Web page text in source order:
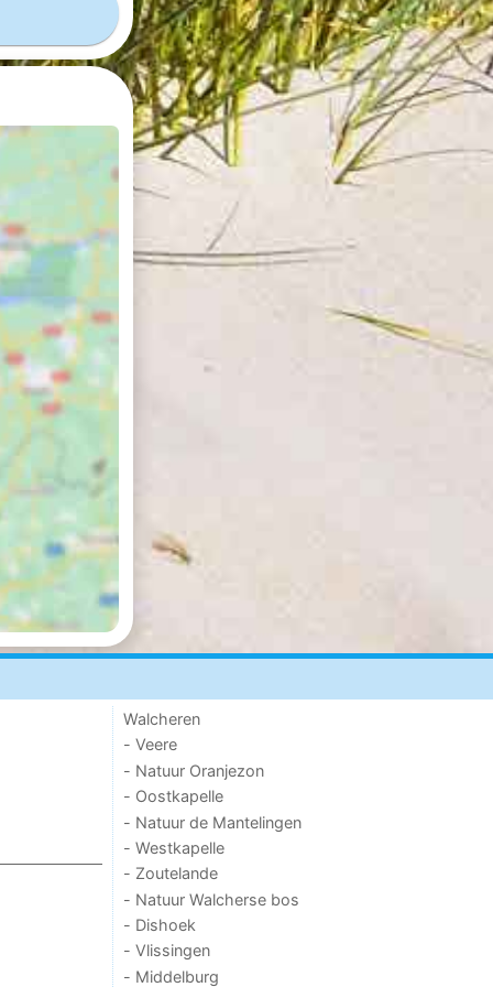
Walcheren
- Veere
- Natuur Oranjezon
- Oostkapelle
- Natuur de Mantelingen
- Westkapelle
- Zoutelande
- Natuur Walcherse bos
- Dishoek
- Vlissingen
- Middelburg